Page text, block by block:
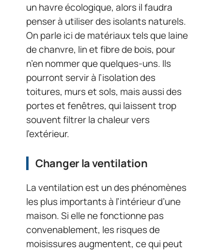
un havre écologique, alors il faudra
penser à utiliser des isolants naturels.
On parle ici de matériaux tels que laine
de chanvre, lin et fibre de bois, pour
n’en nommer que quelques-uns. Ils
pourront servir à l’isolation des
toitures, murs et sols, mais aussi des
portes et fenêtres, qui laissent trop
souvent filtrer la chaleur vers
l’extérieur.
Changer la ventilation
La ventilation est un des phénomènes
les plus importants à l’intérieur d’une
maison. Si elle ne fonctionne pas
convenablement, les risques de
moisissures augmentent, ce qui peut